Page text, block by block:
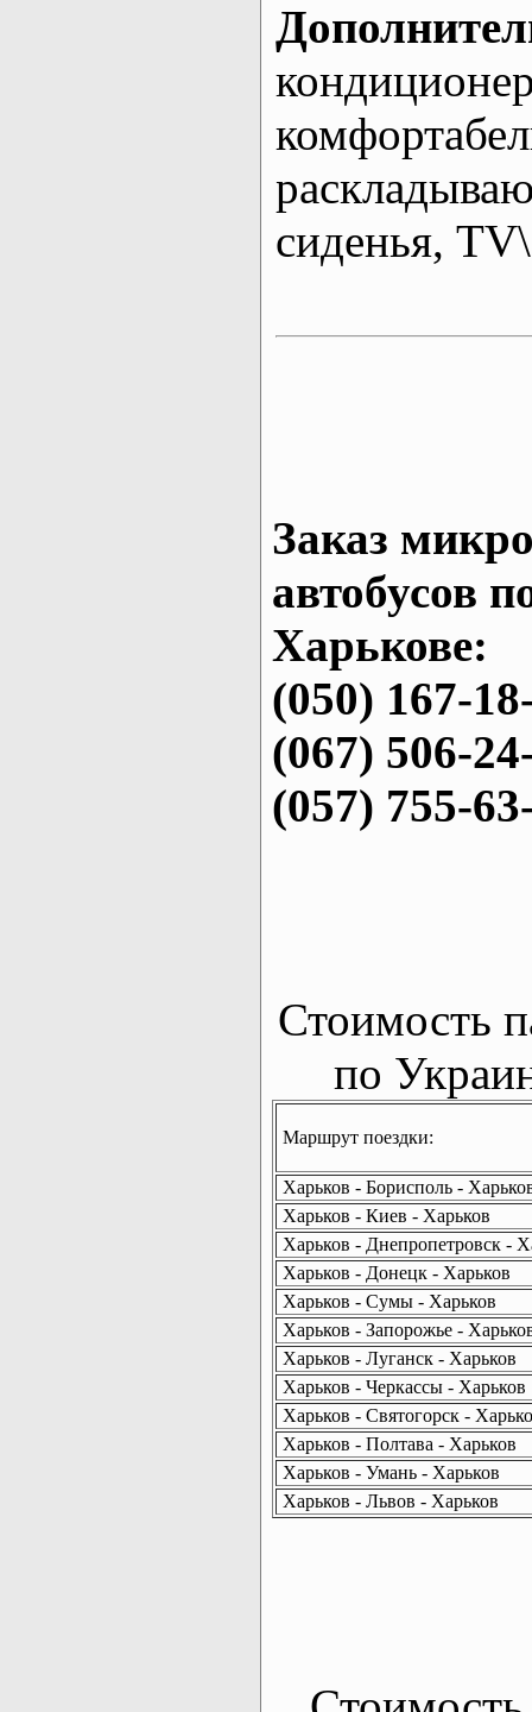
сиденья,
Заказ
автобусов
Харькове:
(050) 167-
(067) 506-
(057) 755-
Стоимость
по
Маршрут поездки:
Харьков - Борисполь -
Харьков - Киев - Харьков
Харьков - Днепропетровск -
Харьков - Донецк - Харьков
Харьков - Сумы - Харьков
Харьков - Запорожье -
Харьков - Луганск - Харьков
Харьков - Черкассы - Харьков
Харьков - Святогорск -
Харьков - Полтава - Харьков
Харьков - Умань - Харьков
Харьков - Львов - Харьков